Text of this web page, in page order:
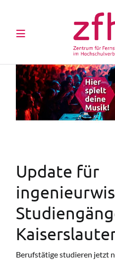
Update für
Berufstätige studieren jetzt